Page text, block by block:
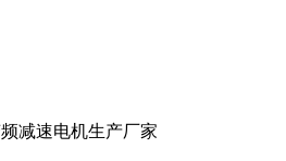
减速电机生产厂家